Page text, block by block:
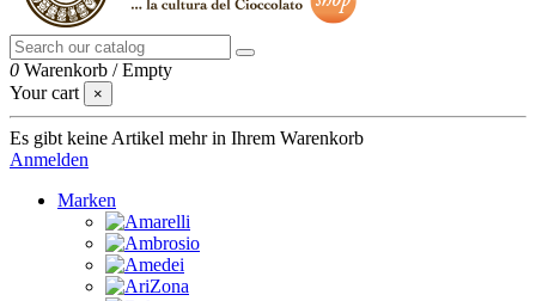
0 Warenkorb /Empty
Your cart
×
Es gibt keine Artikel mehr in Ihrem Warenkorb
Anmelden
Marken